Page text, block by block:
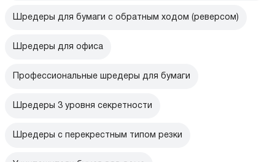
Шредеры для бумаги с обратным ходом (реверсом)
Шредеры для офиса
Профессиональные шредеры для бумаги
Шредеры 3 уровня секретности
Шредеры с перекрестным типом резки